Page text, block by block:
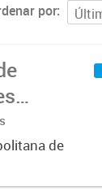
por
de